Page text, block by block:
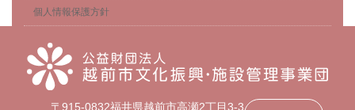
個人情報保護方針
〒915-0832福井県越前市高瀬2丁目3-3